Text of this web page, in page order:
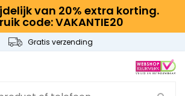
van 20% extra korting.
code: VAKANTIE20
Gratis verzending